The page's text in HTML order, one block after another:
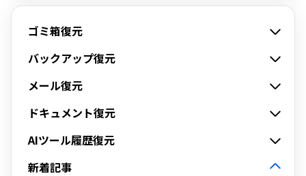
ゴミ箱復元
バックアップ復元
メール復元
ドキュメント復元
AIツール履歴復元
新着記事